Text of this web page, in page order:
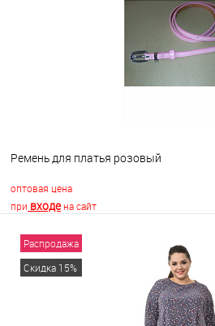
Ремень для платья розовый
оптовая цена
при входена сайт
В корзину
Распродажа
Скидка 15%